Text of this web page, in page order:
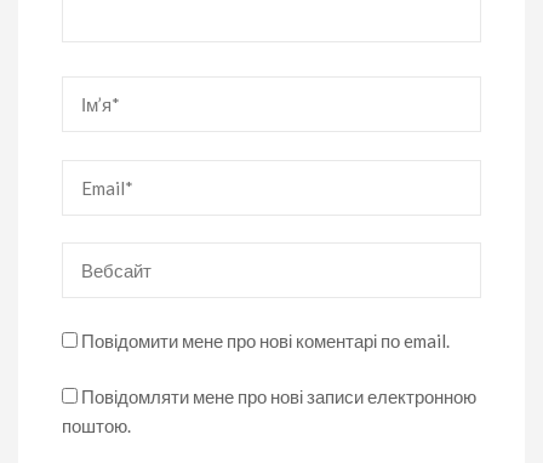
Повідомити мене про нові коментарі по email.
Повідомляти мене про нові записи електронною
поштою.